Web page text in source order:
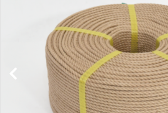
イベントから探す
カテゴリーから探す
素材から探す